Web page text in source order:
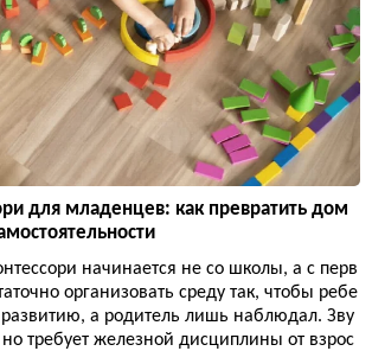
для младенцев: как превратить дом
начинается не со школы, а с перв
организовать среду так, чтобы ребе
развитию, а родитель лишь наблюдал. Зву
требует железной дисциплины от взрос